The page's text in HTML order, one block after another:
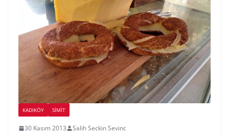
KADIKÖY SIMIT
30 Kasım 2013 Salih Seckin Sevinc